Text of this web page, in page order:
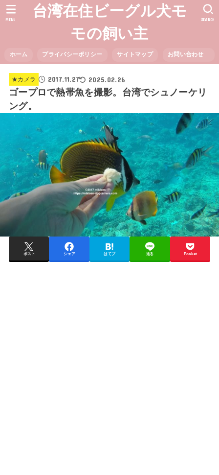
台湾在住ビーグル犬モ
モの飼い主
ホーム プライバシーポリシー サイトマップ お問い合わせ
SEARCH
MENU
★カメラ 2017.11.27 2025.02.26
ゴープロで熱帯魚を撮影。台湾でシュノーケリ
ング。
ポスト シェア はてブ 送る Pocket